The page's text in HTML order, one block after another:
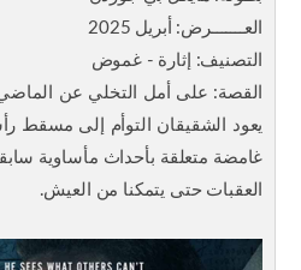
العـــــــرض: أبريل 2025
التصنيف: إثارة - غموض
القصة: على أمل التخلي عن الماضي
يعود الشقيقان التوأم إلى مسقط
غامضة متعلقة بأحداث مأساوية
العقبات حتى يتمكنا من العيش.